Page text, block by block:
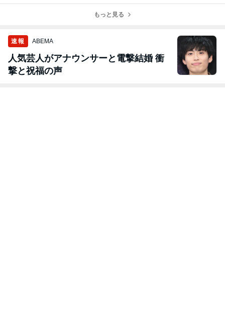
もっと見る
速報 ABEMA
人気芸人がアナウンサーと電撃結婚 衝
撃と祝福の声